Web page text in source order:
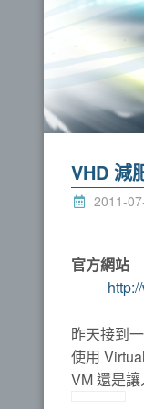
VHD 減
2011-
官方網站
昨天接到
使用
VM 還是